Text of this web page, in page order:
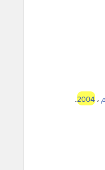
،2004
.